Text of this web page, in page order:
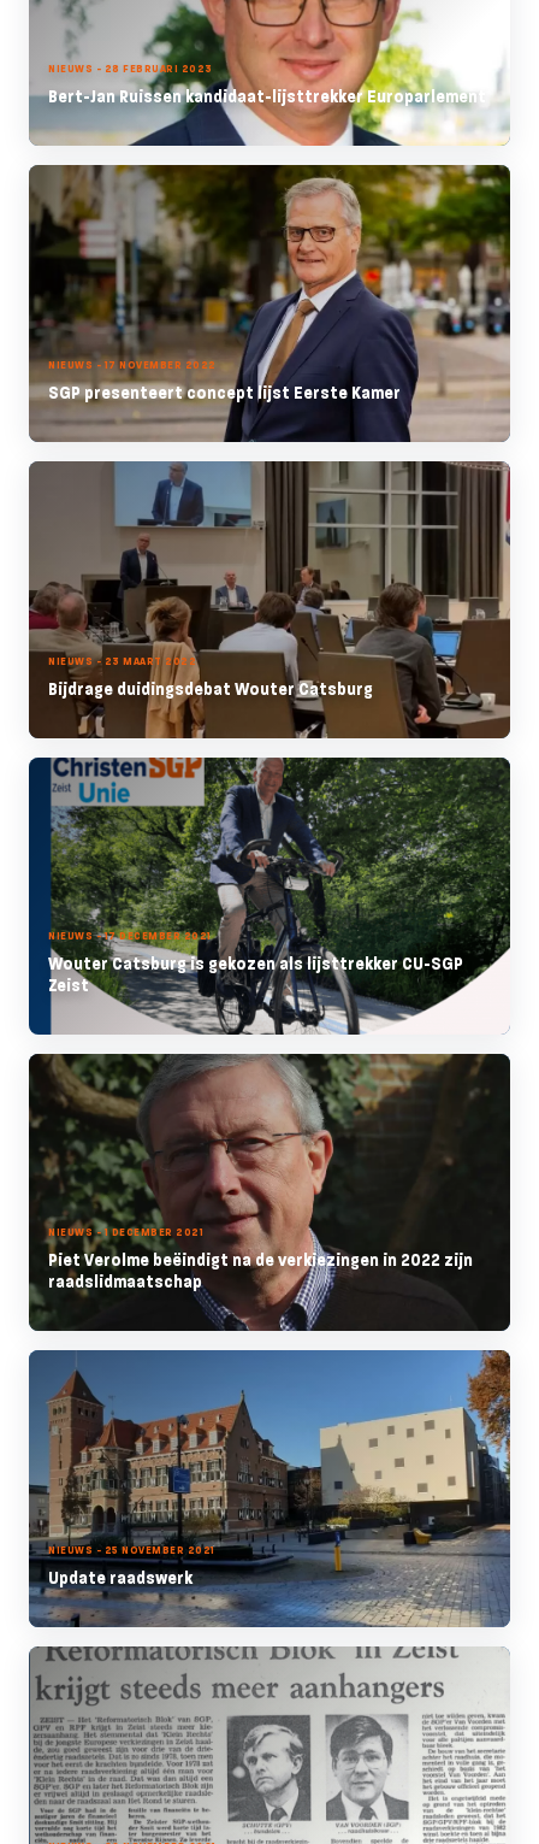
NIEUWS - 28 FEBRUARI 2023
Bert-Jan Ruissen kandidaat-lijsttrekker Europarlement
NIEUWS - 17 NOVEMBER 2022
SGP presenteert concept lijst Eerste Kamer
NIEUWS - 23 MAART 2022
Bijdrage duidingsdebat Wouter Catsburg
NIEUWS - 17 DECEMBER 2021
Wouter Catsburg is gekozen als lijsttrekker CU-SGP
Zeist
NIEUWS - 1 DECEMBER 2021
Piet Verolme beëindigt na de verkiezingen in 2022 zijn
raadslidmaatschap
NIEUWS - 25 NOVEMBER 2021
Update raadswerk